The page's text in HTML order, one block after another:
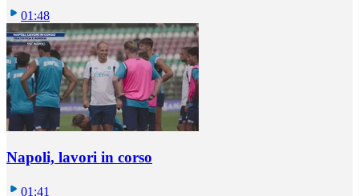
01:48
Napoli, lavori in corso
01:41